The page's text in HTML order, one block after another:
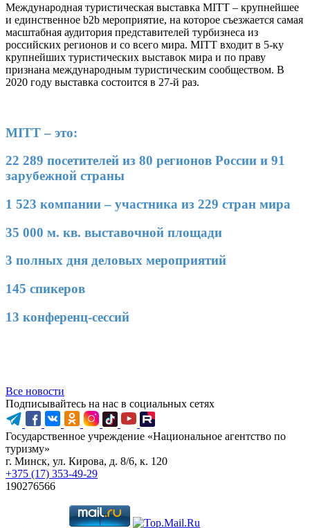
Международная туристическая выставка MITT – крупнейшее
и единственное b2b мероприятие, на которое съезжается самая
масштабная аудитория представителей турбизнеса из
российских регионов и со всего мира. MITT входит в 5-ку
крупнейших туристических выставок мира и по праву
признана международным туристическим сообществом. В
2020 году выставка состоится в 27-й раз.
MITT – это:
22 289 посетителей из 80 регионов России и 91
зарубежной страны
1 523 компании – участника из 229 стран мира
35 000 м. кв. выставочной площади
3 полных дня деловых мероприятий
145 спикеров
13 конференц-сессий
Все новости
Подписывайтесь на нас в социальных сетях
Государственное учреждение «Национальное агентство по
туризму»
г. Минск, ул. Кирова, д. 8/6, к. 120
+375 (17) 353-49-29
190276566